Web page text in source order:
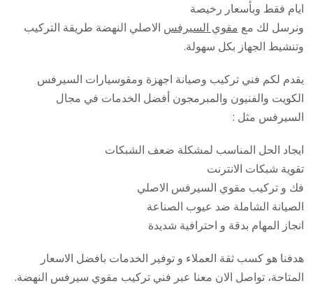
ايام فقط وبأسعار رخيصة
ونرسل لك مع مقوي السيرفس الاصلي النهضة طريقة التركيب
وتنشيط الجهاز بكل سهولة.
يقدم لكم فني تركيب وصيانة اجهزة ومقوسيارات السيرفس
الكويت والفنيون والمبرمجون أفضل الخدمات في مجال
السيرفس مثل :
ايجاد الحل المناسب لمشكلة ضعف الشبكات
تقوية شبكات الانترنت
فك و تركيب مقوي السيرفس الاصلي
الصيانة الشاملة ضد عيوب الصناعة
انجاز المهام بدقة و احترافية شديدة
هدفنا هو كسب ثقة العملاء و توفير الخدمات بافضل الاسعار
المتاحة، تواصل الان معنا عبر فني تركيب مقوي سيرفس النهضة.